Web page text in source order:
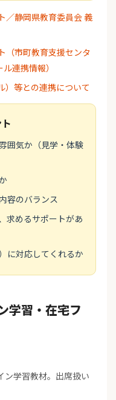
／静岡県教育委員会 義
（市町教育支援センタ
連携情報）
）等との連携について
囲気か（見学・体験
容のバランス
求めるサポートがあ
に対応してくれるか
学習・在宅フ
ン学習教材。出席扱い